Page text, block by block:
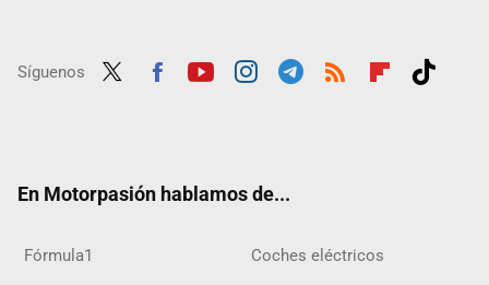
Síguenos
En Motorpasión hablamos de...
Fórmula1 Coches eléctricos